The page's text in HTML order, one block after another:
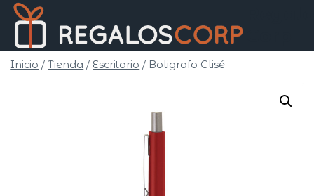
Saltar
contenido
Inicio / Tienda / Escritorio / Boligrafo Clisé